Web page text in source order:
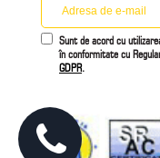
Sunt de acord cu
în conformitate cu
GDPR.